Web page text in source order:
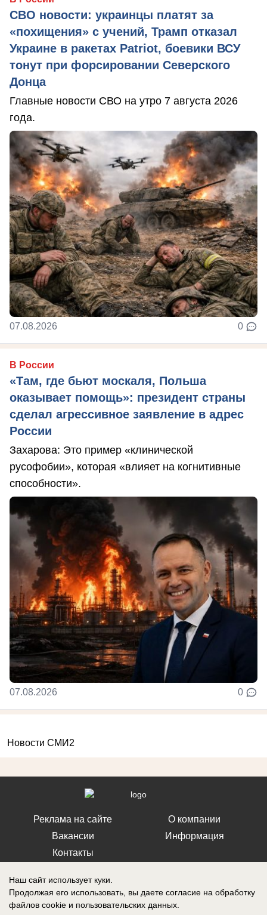
СВО новости: украинцы платят за
«похищения» с учений, Трамп отказал
Украине в ракетах Patriot, боевики ВСУ
тонут при форсировании Северского
Донца
Главные новости СВО на утро 7 августа 2026
года.
07.08.2026 0
В России
«Там, где бьют москаля, Польша
оказывает помощь»: президент страны
сделал агрессивное заявление в адрес
России
Захарова: Это пример «клинической
русофобии», которая «влияет на когнитивные
способности».
07.08.2026 0
Новости СМИ2
Реклама на сайте
Вакансии
Контакты
О компании
Информация
Наш сайт использует куки.
Продолжая его использовать, вы даете согласие на обработку
файлов cookie и пользовательских данных.